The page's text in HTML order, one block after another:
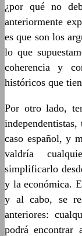
¿por qué no
anteriormente
es que son los
lo que
coherencia y
históricos que
Por otro lado,
caso español, y
valdría
simplificarlo
y la económica.
y al cabo, se
anteriores:
podrá encontrar